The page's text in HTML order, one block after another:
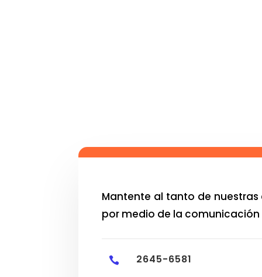
Mantente al tanto de
por medio de la comunicación
 2645-6581